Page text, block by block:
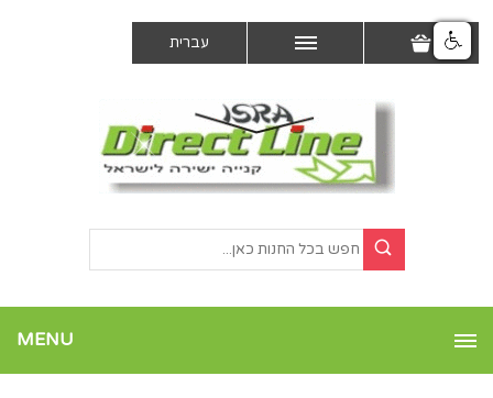
עברית
MENU